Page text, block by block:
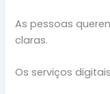
As pessoas
claras.
Os serviços